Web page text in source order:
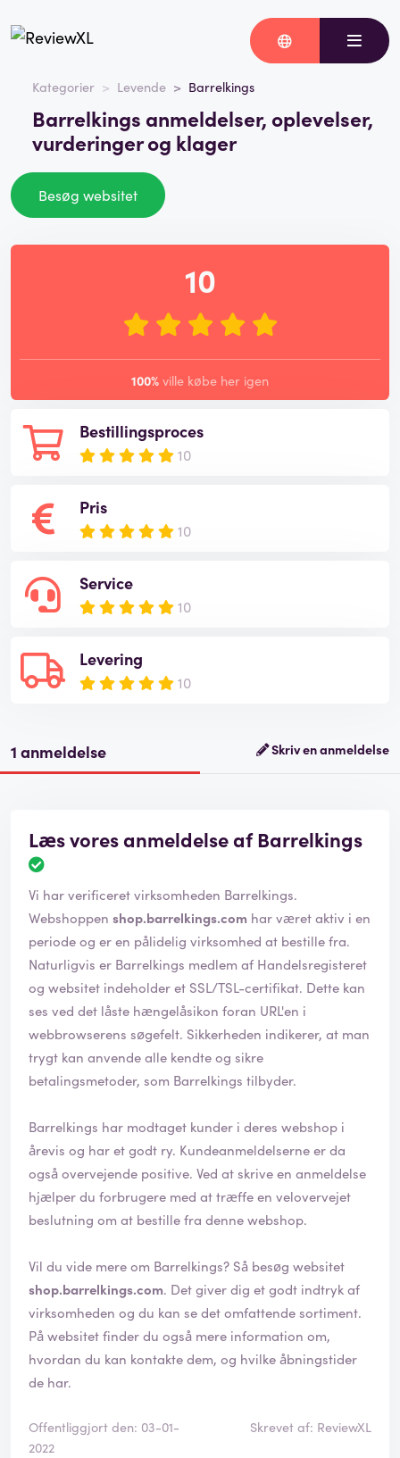
Kategorier Levende Barrelkings
Barrelkings anmeldelser, oplevelser,
vurderinger og klager
Besøg websitet
Bestillingsproces
10
Pris
10
Service
10
Levering
10
10
100% ville købe her igen
1 anmeldelse Skriv en anmeldelse
Læs vores anmeldelse af Barrelkings
Vi har verificeret virksomheden Barrelkings.
Webshoppen shop.barrelkings.com har været aktiv i en
periode og er en pålidelig virksomhed at bestille fra.
Naturligvis er Barrelkings medlem af Handelsregisteret
og websitet indeholder et SSL/TSL-certifikat. Dette kan
ses ved det låste hængelåsikon foran URL'en i
webbrowserens søgefelt. Sikkerheden indikerer, at man
trygt kan anvende alle kendte og sikre
betalingsmetoder, som Barrelkings tilbyder.
Barrelkings har modtaget kunder i deres webshop i
årevis og har et godt ry. Kundeanmeldelserne er da
også overvejende positive. Ved at skrive en anmeldelse
hjælper du forbrugere med at træffe en velovervejet
beslutning om at bestille fra denne webshop.
Vil du vide mere om Barrelkings? Så besøg websitet
shop.barrelkings.com. Det giver dig et godt indtryk af
virksomheden og du kan se det omfattende sortiment.
På websitet finder du også mere information om,
hvordan du kan kontakte dem, og hvilke åbningstider
de har.
Offentliggjort den: 03-01-
2022
Skrevet af: ReviewXL